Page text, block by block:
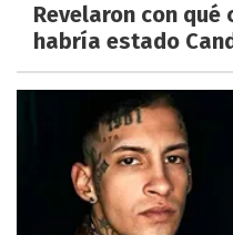
Revelaron con qué
habría estado